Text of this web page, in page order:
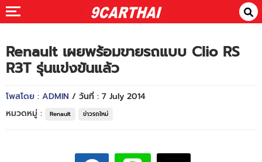
Renault เผยพร้อมขายรถแบบ Clio RS
R3T รุ่นแข่งขันแล้ว
โพสโดย : ADMIN / วันที่ : 7 July 2014
หมวดหมู่ :
Renault ข่าวรถใหม่